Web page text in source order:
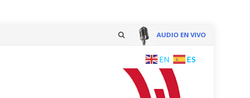
AUDIO EN VIVO
content
EN ES